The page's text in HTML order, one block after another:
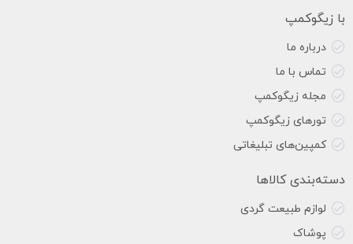
با زیگوکمپ
درباره ما
تماس با ما
مجله زیگوکمپ
تورهای زیگوکمپ
کمپین‌های تبلیغاتی
دسته‌بندی کالاها
لوازم طبیعت گردی
پوشاک